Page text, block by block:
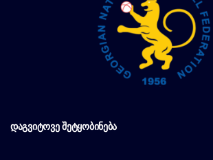
ᲓᲐᲒᲕᲘᲢᲝᲕᲔ ᲨᲔᲢᲧᲝᲑᲘᲜᲔᲑᲐ